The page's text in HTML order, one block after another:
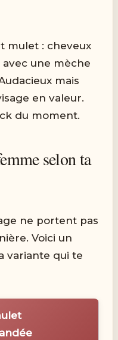
mulet : cheveux
une mèche
mais
en valeur.
du moment.
selon ta
ne portent pas
Voici un
variante qui te